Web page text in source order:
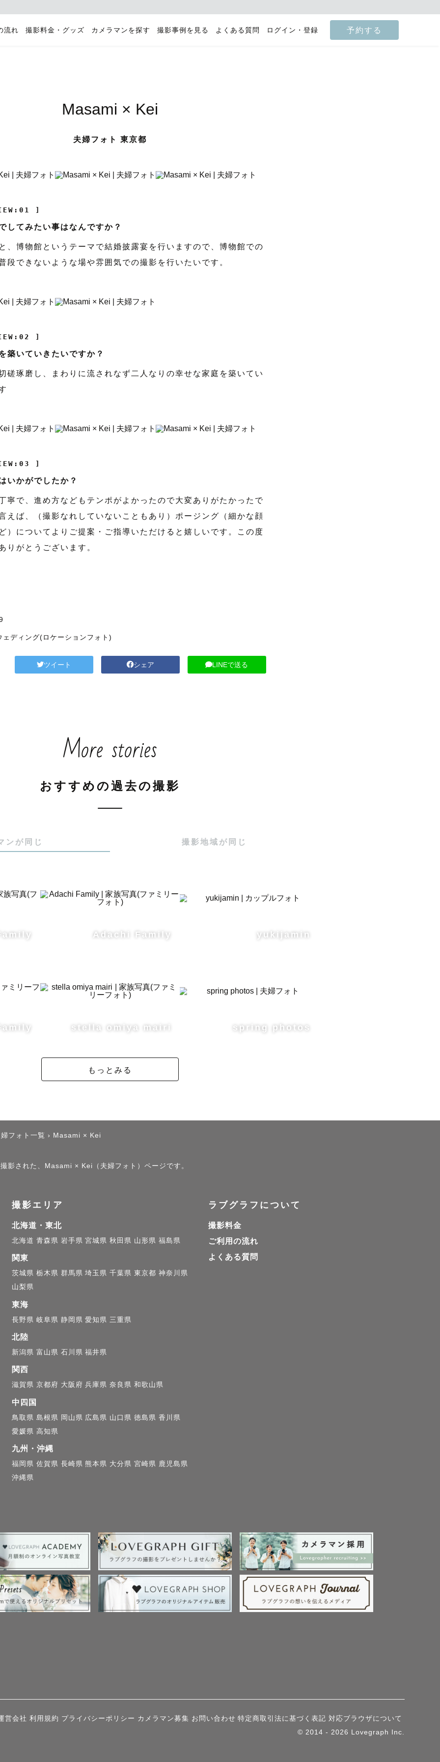
流れ 撮影料金・グッズ カメラマンを探す 撮影事例を見る よくある質問 ログイン・登録 予約する
Masami × Kei
夫婦フォト 東京都
]
してみたい事はなんですか？
、博物館というテーマで結婚披露宴を行いますので、博物館での
段できないような場や雰囲気での撮影を行いたいです。
]
築いていきたいですか？
磋琢磨し、まわりに流されなず二人なりの幸せな家庭を築いてい
]
いかがでしたか？
寧で、進め方などもテンポがよかったので大変ありがたかったで
えば、（撮影なれしていないこともあり）ポージング（細かな顔
）についてよりご提案・ご指導いただけると嬉しいです。この度
りがとうございます。
ェディング(ロケーションフォト)
ツイート シェア LINEで送る
More stories
おすすめの過去の撮影
ンが同じ 撮影地域が同じ
Adachi Family yukijamin
stella omiya mairi spring photos
もっとみる
フォト一覧 › Masami × Kei
影された、Masami × Kei（夫婦フォト）ページです。
撮影エリア
北海道・東北
北海道 青森県 岩手県 宮城県 秋田県 山形県 福島県
関東
茨城県 栃木県 群馬県 埼玉県 千葉県 東京都 神奈川県
山梨県
東海
長野県 岐阜県 静岡県 愛知県 三重県
北陸
新潟県 富山県 石川県 福井県
関西
滋賀県 京都府 大阪府 兵庫県 奈良県 和歌山県
中四国
鳥取県 島根県 岡山県 広島県 山口県 徳島県 香川県
愛媛県 高知県
九州・沖縄
福岡県 佐賀県 長崎県 熊本県 大分県 宮崎県 鹿児島県
沖縄県
ラブグラフについて
撮影料金
ご利用の流れ
よくある質問
営会社 利用規約 プライバシーポリシー カメラマン募集 お問い合わせ 特定商取引法に基づく表記 対応ブラウザについて
© 2014 - 2026 Lovegraph Inc.